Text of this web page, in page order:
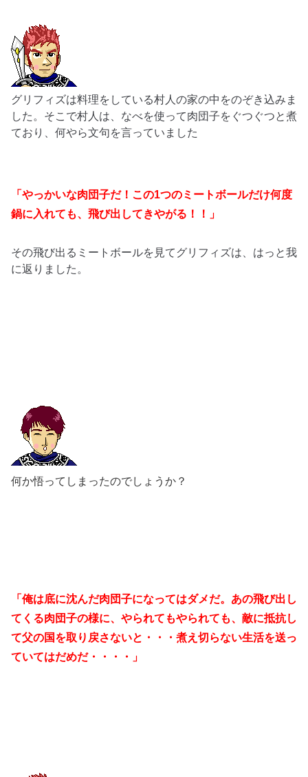
グリフィズは料理をしている村人の家の中をのぞき込みま
した。そこで村人は、なべを使って肉団子をぐつぐつと煮
ており、 何やら文句を言っていました
「やっかいな肉団子だ！ この1つのミートボールだけ何度
鍋に入れても、飛び出してきやがる！！」
その飛び出るミートボールを見てグリフィズは、はっと我
に返りました。
何か悟ってしまったのでしょうか？
「俺は底に沈んだ肉団子になってはダメだ。あの飛び出し
てくる肉団子の様に、 やられてもやられても、敵に抵抗し
て父の国を取り戻さないと・・・煮え切らない生活を送っ
ていてはだめだ・・・・ 」